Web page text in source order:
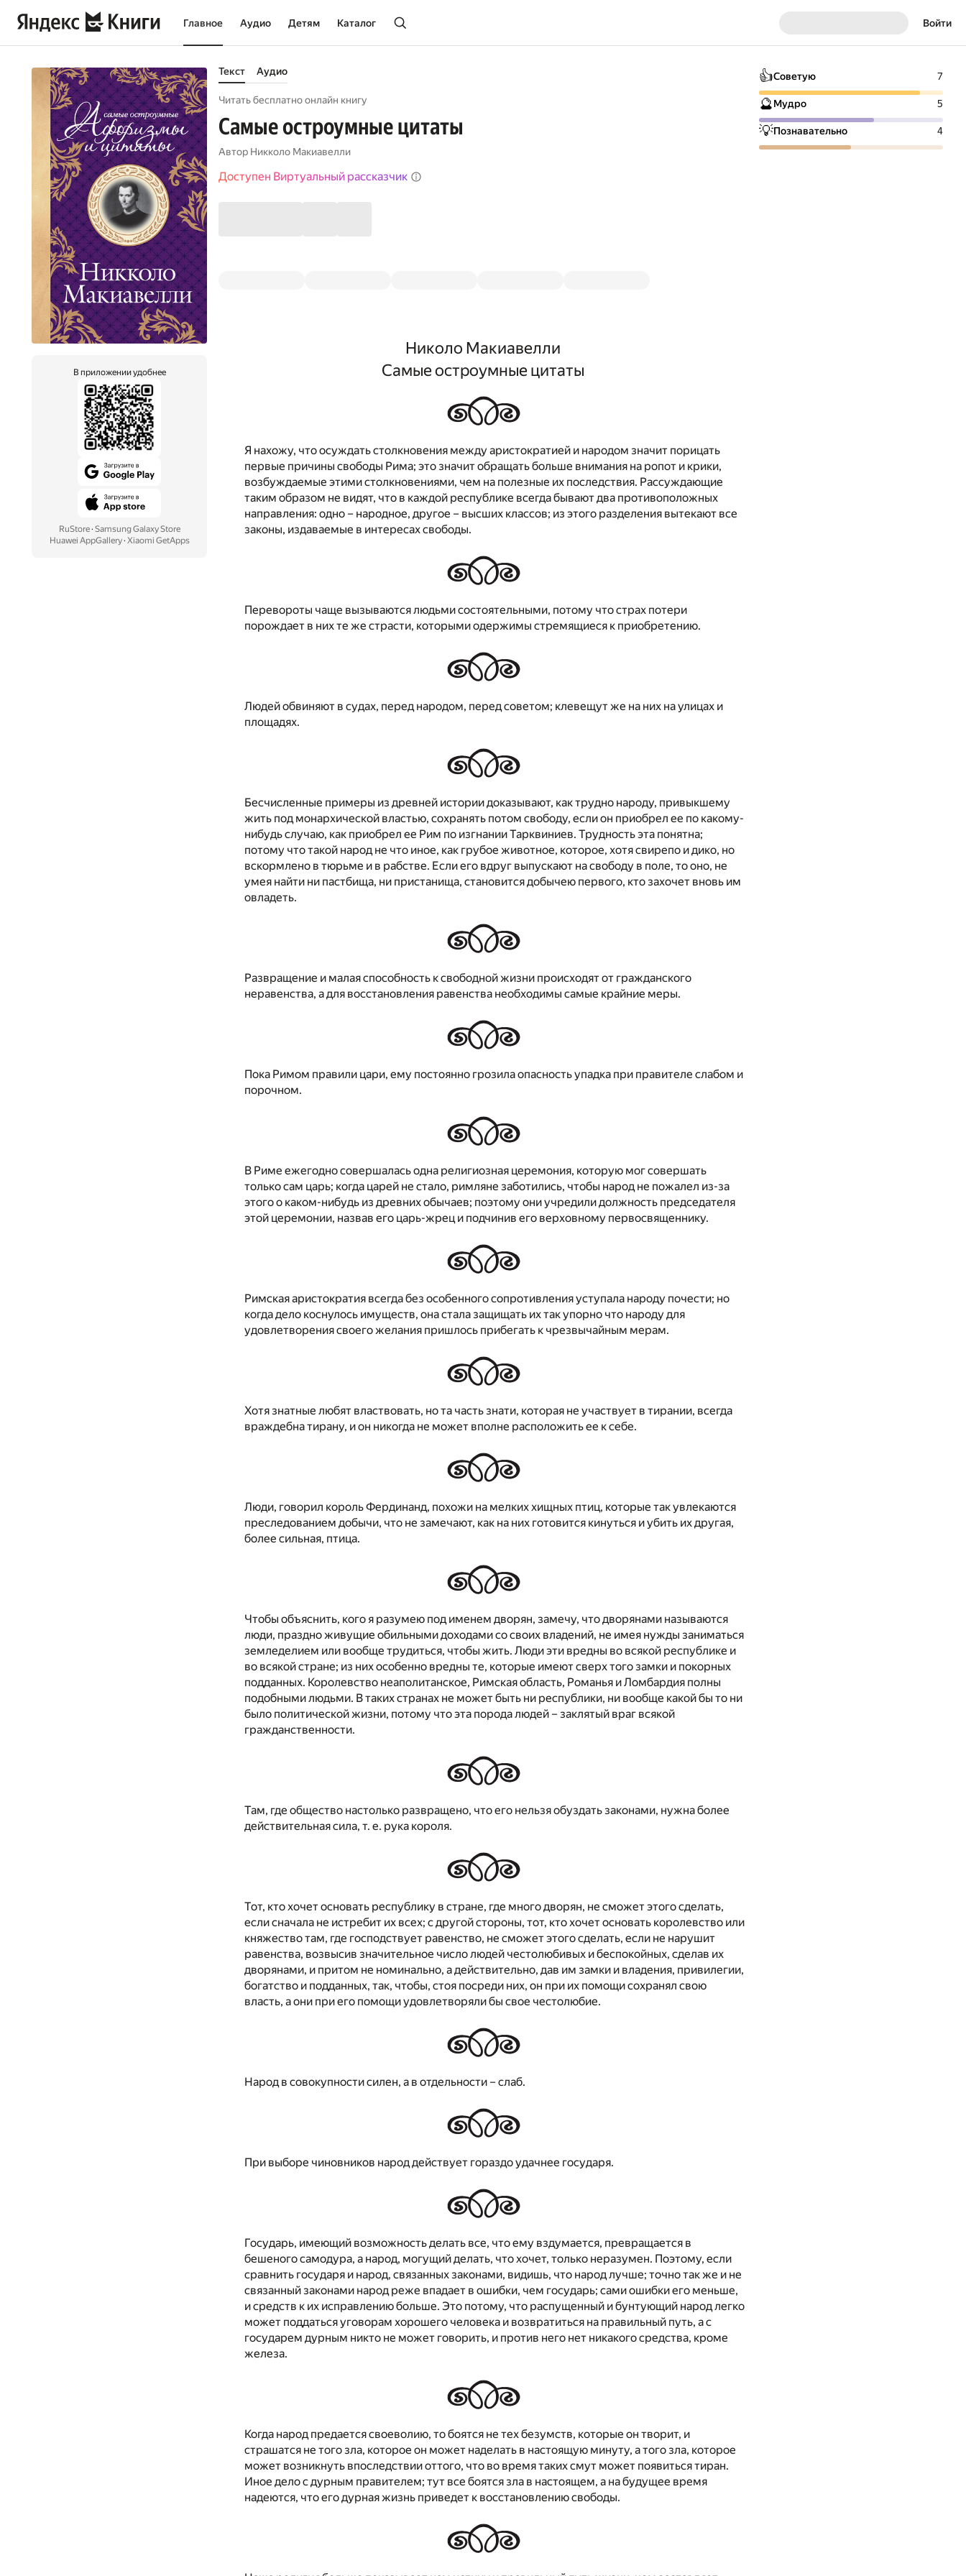
Главное Аудио Детям Каталог Войти
В приложении удобнее
RuStore· Samsung Galaxy Store
Huawei AppGallery· Xiaomi GetApps
Текст Аудио
Читать бесплатно онлайн книгу
Самые остроумные цитаты
Автор Никколо Макиавелли
Доступен Виртуальный рассказчик
Николо Макиавелли
Самые остроумные цитаты
Я нахожу, что осуждать столкновения между аристократией и народом значит порицать
первые причины свободы Рима; это значит обращать больше внимания на ропот и крики,
возбуждаемые этими столкновениями, чем на полезные их последствия. Рассуждающие
таким образом не видят, что в каждой республике всегда бывают два противоположных
направления: одно – народное, другое – высших классов; из этого разделения вытекают все
законы, издаваемые в интересах свободы.
Перевороты чаще вызываются людьми состоятельными, потому что страх потери
порождает в них те же страсти, которыми одержимы стремящиеся к приобретению.
Людей обвиняют в судах, перед народом, перед советом; клевещут же на них на улицах и
площадях.
Бесчисленные примеры из древней истории доказывают, как трудно народу, привыкшему
жить под монархической властью, сохранять потом свободу, если он приобрел ее по какому-
нибудь случаю, как приобрел ее Рим по изгнании Тарквиниев. Трудность эта понятна;
потому что такой народ не что иное, как грубое животное, которое, хотя свирепо и дико, но
вскормлено в тюрьме и в рабстве. Если его вдруг выпускают на свободу в поле, то оно, не
умея найти ни пастбища, ни пристанища, становится добычею первого, кто захочет вновь им
овладеть.
Развращение и малая способность к свободной жизни происходят от гражданского
неравенства, а для восстановления равенства необходимы самые крайние меры.
Пока Римом правили цари, ему постоянно грозила опасность упадка при правителе слабом и
порочном.
В Риме ежегодно совершалась одна религиозная церемония, которую мог совершать
только сам царь; когда царей не стало, римляне заботились, чтобы народ не пожалел из-за
этого о каком-нибудь из древних обычаев; поэтому они учредили должность председателя
этой церемонии, назвав его царь-жрец и подчинив его верховному первосвященнику.
Римская аристократия всегда без особенного сопротивления уступала народу почести; но
когда дело коснулось имуществ, она стала защищать их так упорно что народу для
удовлетворения своего желания пришлось прибегать к чрезвычайным мерам.
Хотя знатные любят властвовать, но та часть знати, которая не участвует в тирании, всегда
враждебна тирану, и он никогда не может вполне расположить ее к себе.
Люди, говорил король Фердинанд, похожи на мелких хищных птиц, которые так увлекаются
преследованием добычи, что не замечают, как на них готовится кинуться и убить их другая,
более сильная, птица.
Чтобы объяснить, кого я разумею под именем дворян, замечу, что дворянами называются
люди, праздно живущие обильными доходами со своих владений, не имея нужды заниматься
земледелием или вообще трудиться, чтобы жить. Люди эти вредны во всякой республике и
во всякой стране; из них особенно вредны те, которые имеют сверх того замки и покорных
подданных. Королевство неаполитанское, Римская область, Романья и Ломбардия полны
подобными людьми. В таких странах не может быть ни республики, ни вообще какой бы то ни
было политической жизни, потому что эта порода людей – заклятый враг всякой
гражданственности.
Там, где общество настолько развращено, что его нельзя обуздать законами, нужна более
действительная сила, т. е. рука короля.
Тот, кто хочет основать республику в стране, где много дворян, не сможет этого сделать,
если сначала не истребит их всех; с другой стороны, тот, кто хочет основать королевство или
княжество там, где господствует равенство, не сможет этого сделать, если не нарушит
равенства, возвысив значительное число людей честолюбивых и беспокойных, сделав их
дворянами, и притом не номинально, а действительно, дав им замки и владения, привилегии,
богатство и подданных, так, чтобы, стоя посреди них, он при их помощи сохранял свою
власть, а они при его помощи удовлетворяли бы свое честолюбие.
Народ в совокупности силен, а в отдельности – слаб.
При выборе чиновников народ действует гораздо удачнее государя.
Государь, имеющий возможность делать все, что ему вздумается, превращается в
бешеного самодура, а народ, могущий делать, что хочет, только неразумен. Поэтому, если
сравнить государя и народ, связанных законами, видишь, что народ лучше; точно так же и не
связанный законами народ реже впадает в ошибки, чем государь; сами ошибки его меньше,
и средств к их исправлению больше. Это потому, что распущенный и бунтующий народ легко
может поддаться уговорам хорошего человека и возвратиться на правильный путь, а с
государем дурным никто не может говорить, и против него нет никакого средства, кроме
железа.
Когда народ предается своеволию, то боятся не тех безумств, которые он творит, и
страшатся не того зла, которое он может наделать в настоящую минуту, а того зла, которое
может возникнуть впоследствии оттого, что во время таких смут может появиться тиран.
Иное дело с дурным правителем; тут все боятся зла в настоящем, а на будущее время
надеются, что его дурная жизнь приведет к восстановлению свободы.
👍Советую 7
🔮Мудро 5
💡Познавательно 4